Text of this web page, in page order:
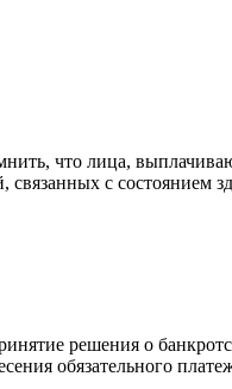
что лица,
с состоянием
решения о
обязательного